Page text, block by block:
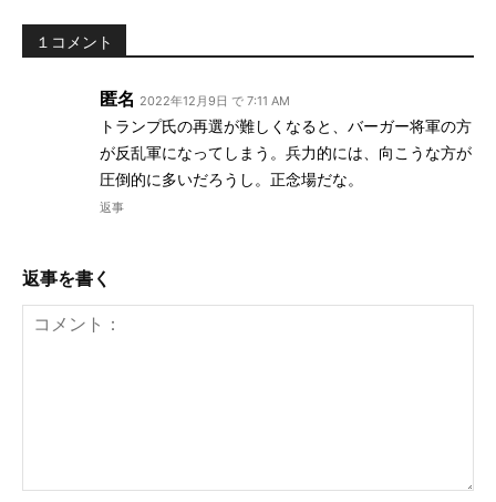
１コメント
匿名 2022年12月9日 で 7:11 AM
トランプ氏の再選が難しくなると、バーガー将軍の方
が反乱軍になってしまう。兵力的には、向こうな方が
圧倒的に多いだろうし。正念場だな。
返事
返事を書く